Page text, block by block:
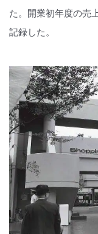
た。開業初年度の売
記録した。